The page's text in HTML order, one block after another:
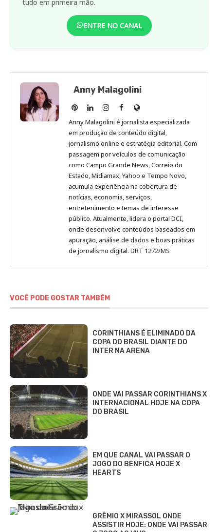
tudo em primeira mão.
ENTRE NO CANAL
Anny Malagolini
Anny
Malagolini
no
Pinterest
Anny
Malagolini
no
LinkedIn
Anny
Malagolini
no
Instagram
Anny
Malagolini
no
Facebook
Site
de
Anny
Malagolini
Anny Malagolini é jornalista especializada
em produção de conteúdo digital,
jornalismo online e estratégia editorial. Com
passagem por veículos de comunicação
como Campo Grande News, Correio do
Estado, Midiamax, Yahoo e Tempo Novo,
acumula experiência na cobertura de
notícias, economia, serviços,
entretenimento e temas de interesse
público. Atualmente, lidera o portal DCI,
onde desenvolve conteúdos baseados em
apuração, análise de dados e boas práticas
de jornalismo digital. DRT 1272/MS
VOCÊ PODE GOSTAR TAMBÉM
CORINTHIANS É ELIMINADO DA
COPA DO BRASIL DIANTE DO
INTER NA ARENA
ONDE VAI PASSAR CORINTHIANS X
INTERNACIONAL HOJE NA COPA
DO BRASIL
EM QUE CANAL VAI PASSAR O
JOGO DO BENFICA HOJE X
HEARTS
GRÊMIO X MIRASSOL ONDE
ASSISTIR HOJE: ONDE VAI PASSAR